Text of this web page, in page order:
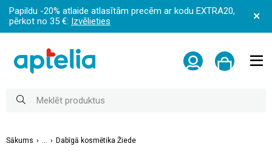
Papildu -20% atlaide atlasītām precēm ar kodu EXTRA20,
pērkot no 35 €: Izvēlieties
Sākums Dabīgā kosmētika Žiede